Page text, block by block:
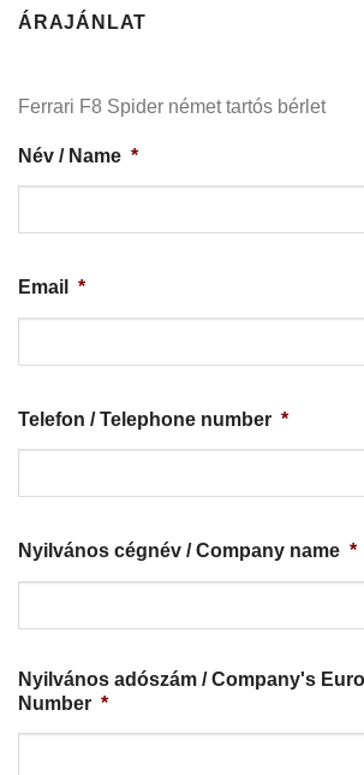
ÁRAJÁNLAT
Ferrari F8 Spider német tartós bérlet
Név / Name *
Email *
Telefon / Telephone number *
Nyilvános cégnév / Company name *
Nyilvános adószám / Company's
Number *